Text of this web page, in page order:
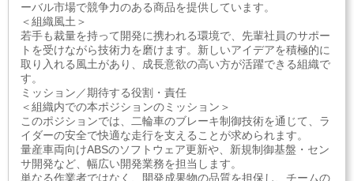
ーバル市場で競争力のある商品を提供しています。
＜組織風土＞
若手も裁量を持って開発に携われる環境で、先輩社員のサポー
トを受けながら技術力を磨けます。新しいアイデアを積極的に
取り入れる風土があり、成長意欲の高い方が活躍できる組織で
す。
ミッション／期待する役割・責任
＜組織内での本ポジションのミッション＞
このポジションでは、二輪車のブレーキ制御技術を通じて、ラ
イダーの安全で快適な走行を支えることが求められます。
量産車両向けABSのソフトウェア更新や、新規制御基盤・セン
サ開発など、幅広い開発業務を担当します。
単なる作業者ではなく、開発成果物の品質を担保し、チームの